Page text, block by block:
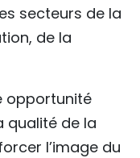
secteurs de la
de la
opportunité
qualité de la
l’image du